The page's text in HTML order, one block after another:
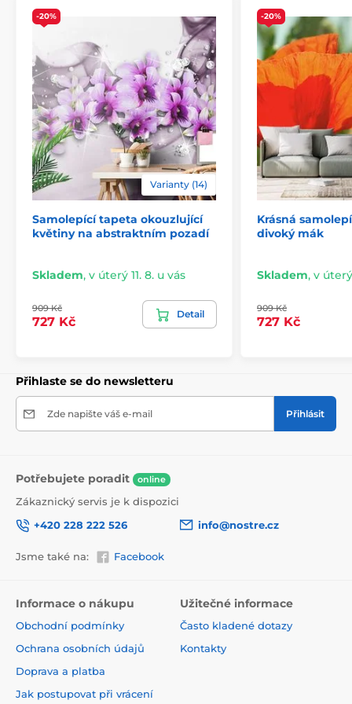
2) Výřezové samolepicí fototapety
velikosti, což může znamenat oříznutí některé části.
Po výběru rozměru na webu uvidíte přesný náhled.
Rozměry jsou tvořeny pásy širokými 49 cm.
Rozměry (v cm): 147x270(3 pruhy), 196x270(4 pruhy),
Použitá tisková metoda je ekologická, a proto jsou
přísné normy a mají VOC i GREENGUARD GOLD
certifikaci. Navíc jsou bez obsahu PVC a lepidlo je na
-20%
Varianty (14)
Samolepící tapeta okouzlující
květiny na abstraktním pozadí
Skladem, v úterý 11. 8. u vás
909 Kč
727 Kč
Detail
-20%
Krásná
divoký mák
Skladem, v úterý
909 Kč
727 Kč
Přihlaste se do newsletteru
Zde napište váš e-mail Přihlásit
Potřebujete poradit online
Zákaznický servis je k dispozici
+420 228 222 526
info@nostre.cz
Jsme také na: Facebook
Informace o nákupu
Obchodní podmínky
Ochrana osobních údajů
Doprava a platba
Jak postupovat při vrácení
Užitečné informace
Často kladené dotazy
Kontakty